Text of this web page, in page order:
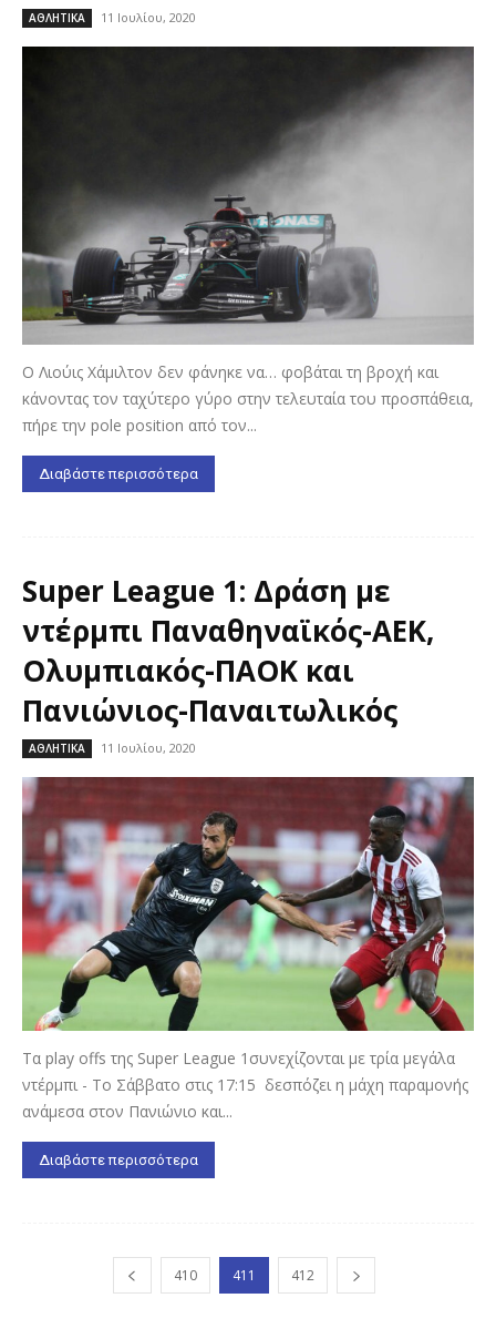
ΑΘΛΗΤΙΚΑ 11 Ιουλίου, 2020
Ο Λιούις Χάμιλτον δεν φάνηκε να… φοβάται τη βροχή και
κάνοντας τον ταχύτερο γύρο στην τελευταία του προσπάθεια,
πήρε την pole position από τον...
Διαβάστε περισσότερα
Super League 1: Δράση με
ντέρμπι Παναθηναϊκός-ΑΕΚ,
Ολυμπιακός-ΠΑΟΚ και
Πανιώνιος-Παναιτωλικός
ΑΘΛΗΤΙΚΑ 11 Ιουλίου, 2020
Τα play offs της Super League 1συνεχίζονται με τρία μεγάλα
ντέρμπι - Το Σάββατο στις 17:15 δεσπόζει η μάχη παραμονής
ανάμεσα στον Πανιώνιο και...
Διαβάστε περισσότερα
410 411 412